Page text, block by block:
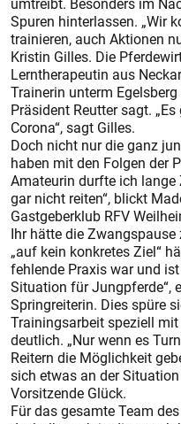
Spuren hinterlassen. „Wir
trainieren, auch Aktionen
Kristin Gilles. Die
Lerntherapeutin aus
Trainerin unterm
Präsident Reutter sagt.
Corona“, sagt Gilles.
Doch nicht nur die ganz
haben mit den Folgen der
Amateurin durfte ich
gar nicht reiten“, blickt
Gastgeberklub RFV
Ihr hätte die
„auf kein konkretes Ziel“
fehlende Praxis war und
Situation für Jungpferde“,
Springreiterin. Dies spüre
Trainingsarbeit speziell
deutlich. „Nur wenn es
Reitern die Möglichkeit
sich etwas an der
Vorsitzende Glück.
Für das gesamte Team